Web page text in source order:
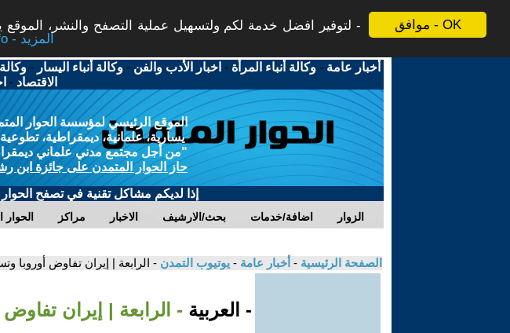
موافق - OK
لتوفير افضل خدمة لكم ولتسهيل عملية التصفح والنشر،
More info - المزيد
أخبار عامة -وكالة أنباء المرأة - اخبار الأدب والفن -وكالة أنباء اليسار -
الاقتصاد -
الموقع الرئيسي لمؤسسة الحوار
يسارية، علمانية، ديمقراطية،
"من أجل مجتمع مدني علماني
حاز الحوار المتمدن على جائزة ابن
إذا لديكم مشاكل تقنية في تصفح الحوار
الحوار مراكز الاخبار بحث/الارشيف اضافة/خدمات الزوار
الصفحة الرئيسية - أخبار عامة - يوتيوب التمدن - الرابعة | إيران تفاوض أوروبا
- العربية - الرابعة | إيران